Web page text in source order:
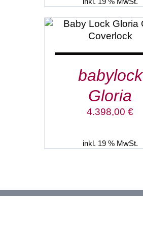
IN DEN WARENKORB
DETAILS
babylock
Gloria
4.398,00€
inkl. 19 % MwSt.